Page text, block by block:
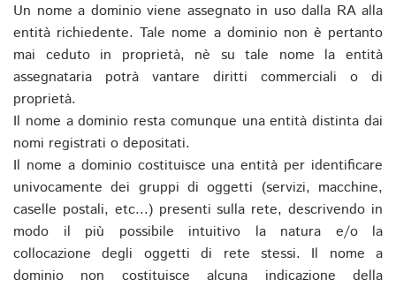
Un nome a dominio viene assegnato in uso dalla RA alla
entità richiedente. Tale nome a dominio non è pertanto
mai ceduto in proprietà, nè su tale nome la entità
assegnataria potrà vantare diritti commerciali o di
proprietà.
Il nome a dominio resta comunque una entità distinta dai
nomi registrati o depositati.
Il nome a dominio costituisce una entità per identificare
univocamente dei gruppi di oggetti (servizi, macchine,
caselle postali, etc...) presenti sulla rete, descrivendo in
modo il più possibile intuitivo la natura e/o la
collocazione degli oggetti di rete stessi. Il nome a
dominio non costituisce alcuna indicazione della